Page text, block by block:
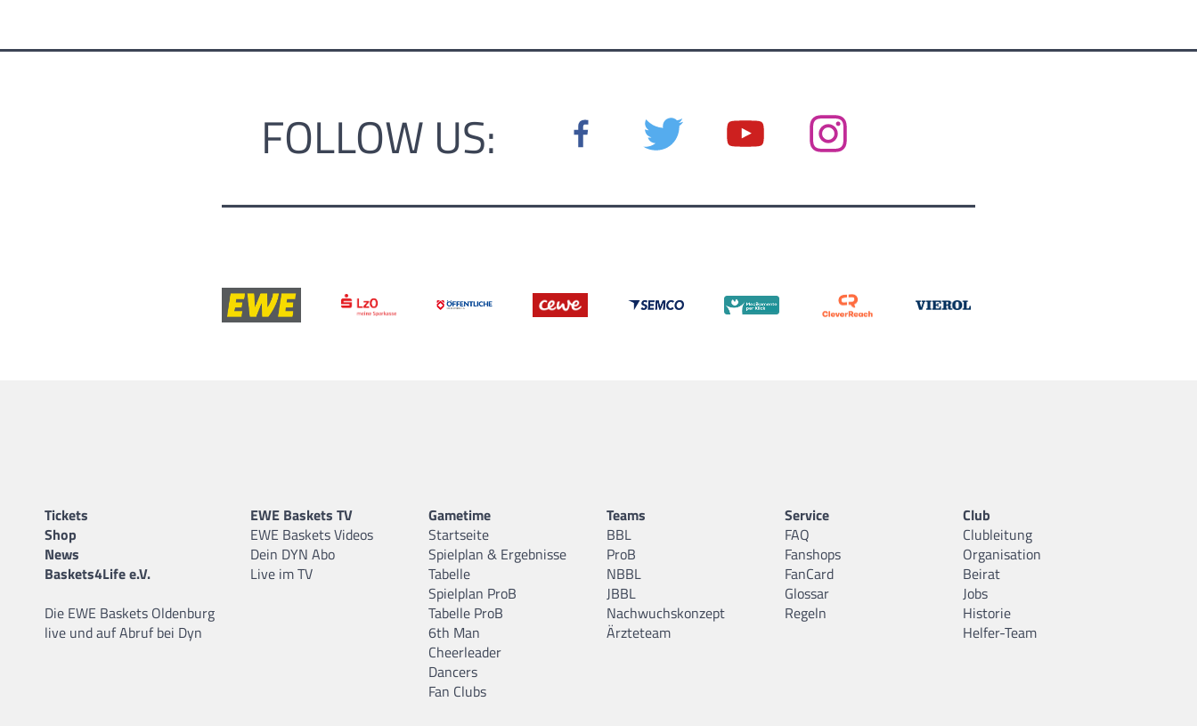
FOLLOW US:
Tickets
Shop
News
Baskets4Life e.V.
Die EWE Baskets Oldenburg
live und auf Abruf bei Dyn
EWE Baskets TV
EWE Baskets Videos
Dein DYN Abo
Live im TV
Gametime
Startseite
Spielplan & Ergebnisse
Tabelle
Spielplan ProB
Tabelle ProB
6th Man
Cheerleader
Dancers
Fan Clubs
Teams
BBL
ProB
NBBL
JBBL
Nachwuchskonzept
Ärzteteam
Service
FAQ
Fanshops
FanCard
Glossar
Regeln
Club
Clubleitung
Organisation
Beirat
Jobs
Historie
Helfer-Team